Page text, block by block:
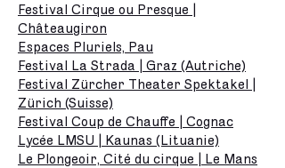
Festival Cirque ou Presque |
Châteaugiron
Espaces Pluriels, Pau
Festival La Strada | Graz (Autriche)
Festival Zürcher Theater Spektakel |
Zürich (Suisse)
Festival Coup de Chauffe | Cognac
Lycée LMSU | Kaunas (Lituanie)
Le Plongeoir, Cité du cirque | Le Mans